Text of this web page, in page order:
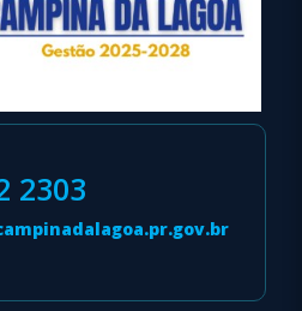
2303